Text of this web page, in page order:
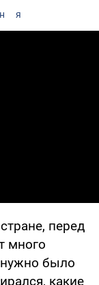
перед
много
было
какие